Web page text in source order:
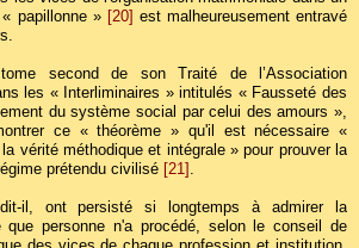
papillonne » [20] est malheureusement entravé
second de son Traité de l’Association
les « Interliminaires » intitulés « Fausseté des
du système social par celui des amours »,
ce « théorème » qu'il est nécessaire «
vérité méthodique et intégrale » pour prouver la
prétendu civilisé [21] .
il, ont persisté si longtemps à admirer la
que personne n'a procédé, selon le conseil de